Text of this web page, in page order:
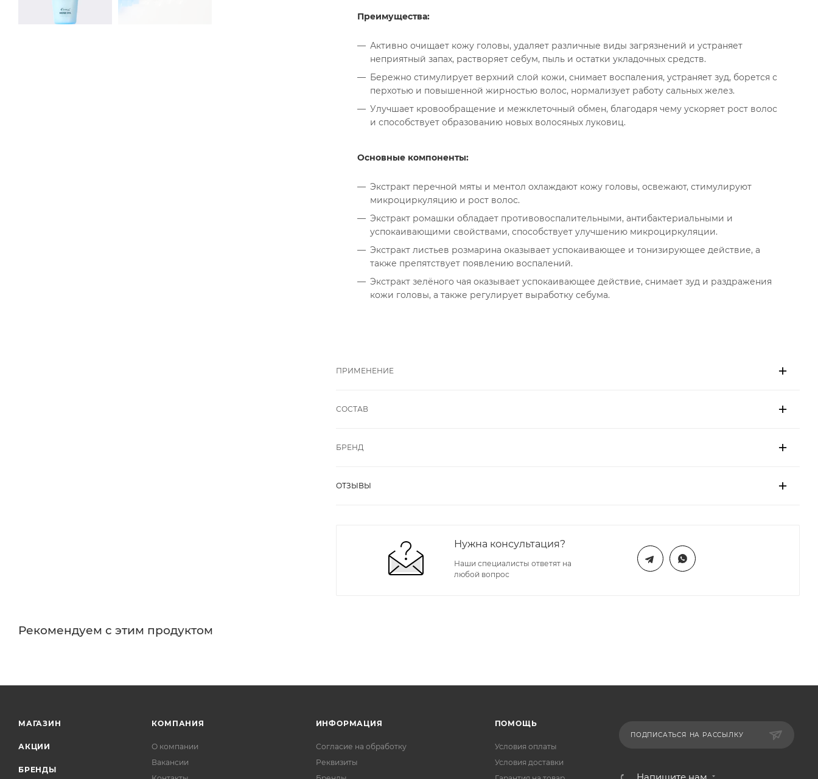
Преимущества:
Активно очищает кожу головы, удаляет различные виды загрязнений и устраняет
неприятный запах, растворяет себум, пыль и остатки укладочных средств.
Бережно стимулирует верхний слой кожи, снимает воспаления, устраняет зуд, борется с
перхотью и повышенной жирностью волос, нормализует работу сальных желез.
Улучшает кровообращение и межклеточный обмен, благодаря чему ускоряет рост волос
и способствует образованию новых волосяных луковиц.
Основные компоненты:
Экстракт перечной мяты и ментол охлаждают кожу головы, освежают, стимулируют
микроциркуляцию и рост волос.
Экстракт ромашки обладает противовоспалительными, антибактериальными и
успокаивающими свойствами, способствует улучшению микроциркуляции.
Экстракт листьев розмарина оказывает успокаивающее и тонизирующее действие, а
также препятствует появлению воспалений.
Экстракт зелёного чая оказывает успокаивающее действие, снимает зуд и раздражения
кожи головы, а также регулирует выработку себума.
ПРИМЕНЕНИЕ
СОСТАВ
БРЕНД
ОТЗЫВЫ
Нужна консультация?
Наши специалисты ответят на
любой вопрос
Рекомендуем с этим продуктом
МАГАЗИН
АКЦИИ
БРЕНДЫ
КОМПАНИЯ
О компании
Вакансии
ИНФОРМАЦИЯ
Согласие на обработку
Реквизиты
ПОМОЩЬ
Условия оплаты
Условия доставки
ПОДПИСАТЬСЯ НА РАССЫЛКУ